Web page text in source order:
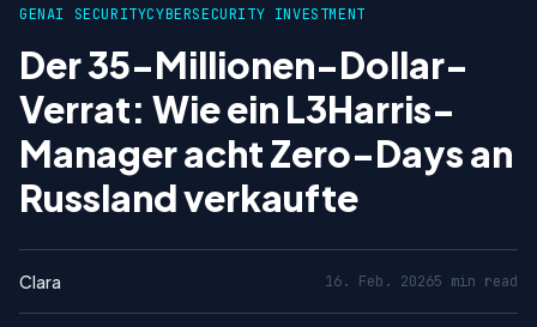
GENAI SECURITYCYBERSECURITY INVESTMENT
Der 35-Millionen-Dollar-
Verrat: Wie ein L3Harris-
Manager acht Zero-Days an
Russland verkaufte
Clara 16. Feb. 20265 min read